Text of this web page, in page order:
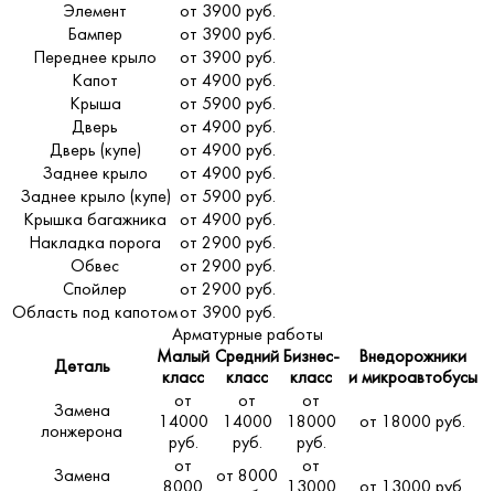
Элемент
от 3900 руб.
Бампер
от 3900 руб.
Переднее крыло
от 3900 руб.
Капот
от 4900 руб.
Крыша
от 5900 руб.
Дверь
от 4900 руб.
Дверь (купе)
от 4900 руб.
Заднее крыло
от 4900 руб.
Заднее крыло (купе) от 5900 руб.
Крышка багажника
от 4900 руб.
Накладка порога
от 2900 руб.
Обвес
от 2900 руб.
Спойлер
от 2900 руб.
Область под капотомот 3900 руб.
Арматурные работы
Деталь
Малый
класс
Средний
класс
Бизнес-
класс
Внедорожники
и микроавтобусы
Замена
лонжерона
от
14000
руб.
от
14000
руб.
от
18000
руб.
от 18000 руб.
Замена
от
от 8000
от